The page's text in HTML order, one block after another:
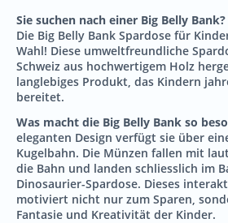
Sie suchen nach einer Big Belly Bank?
Die Big Belly Bank Spardose für
Wahl! Diese umweltfreundliche
Schweiz aus hochwertigem Holz
langlebiges Produkt, das Kindern
bereitet.
Was macht die Big Belly Bank so
eleganten Design verfügt sie über
Kugelbahn. Die Münzen fallen mit
die Bahn und landen schliesslich im
Dinosaurier-Spardose. Dieses
motiviert nicht nur zum Sparen,
Fantasie und Kreativität der Kinder.